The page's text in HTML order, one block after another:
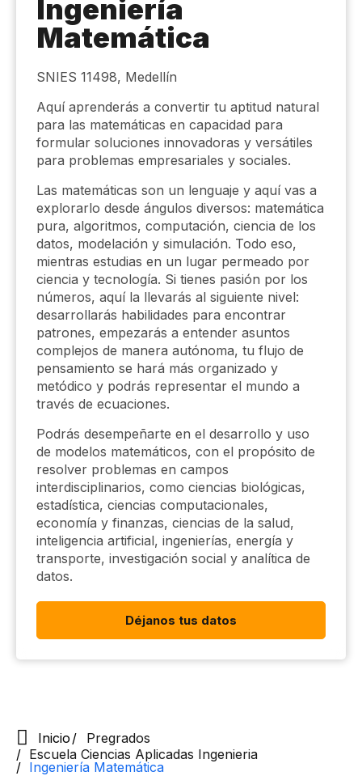
Ingeniería
Matemática
SNIES 11498, Medellín
Aquí aprenderás a convertir tu aptitud natural
para las matemáticas en capacidad para
formular soluciones innovadoras y versátiles
para problemas empresariales y sociales.
Las matemáticas son un lenguaje y aquí vas a
explorarlo desde ángulos diversos: matemática
pura, algoritmos, computación, ciencia de los
datos, modelación y simulación. Todo eso,
mientras estudias en un lugar permeado por
ciencia y tecnología. Si tienes pasión por los
números, aquí la llevarás al siguiente nivel:
desarrollarás habilidades para encontrar
patrones, empezarás a entender asuntos
complejos de manera autónoma, tu flujo de
pensamiento se hará más organizado y
metódico y podrás representar el mundo a
través de ecuaciones.
Podrás desempeñarte en el desarrollo y uso
de modelos matemáticos, con el propósito de
resolver problemas en campos
interdisciplinarios, como ciencias biológicas,
estadística, ciencias computacionales,
economía y finanzas, ciencias de la salud,
inteligencia artificial, ingenierías, energía y
transporte, investigación social y analítica de
datos.
Déjanos tus datos
Inicio
Pregrados
Escuela Ciencias Aplicadas Ingenieria
Ingeniería Matemática